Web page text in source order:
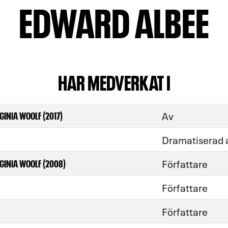
EDWARD ALBEE
HAR MEDVERKAT I
WOOLF (2017)
Av
Dramatiserad
WOOLF (2008)
Författare
Författare
Författare